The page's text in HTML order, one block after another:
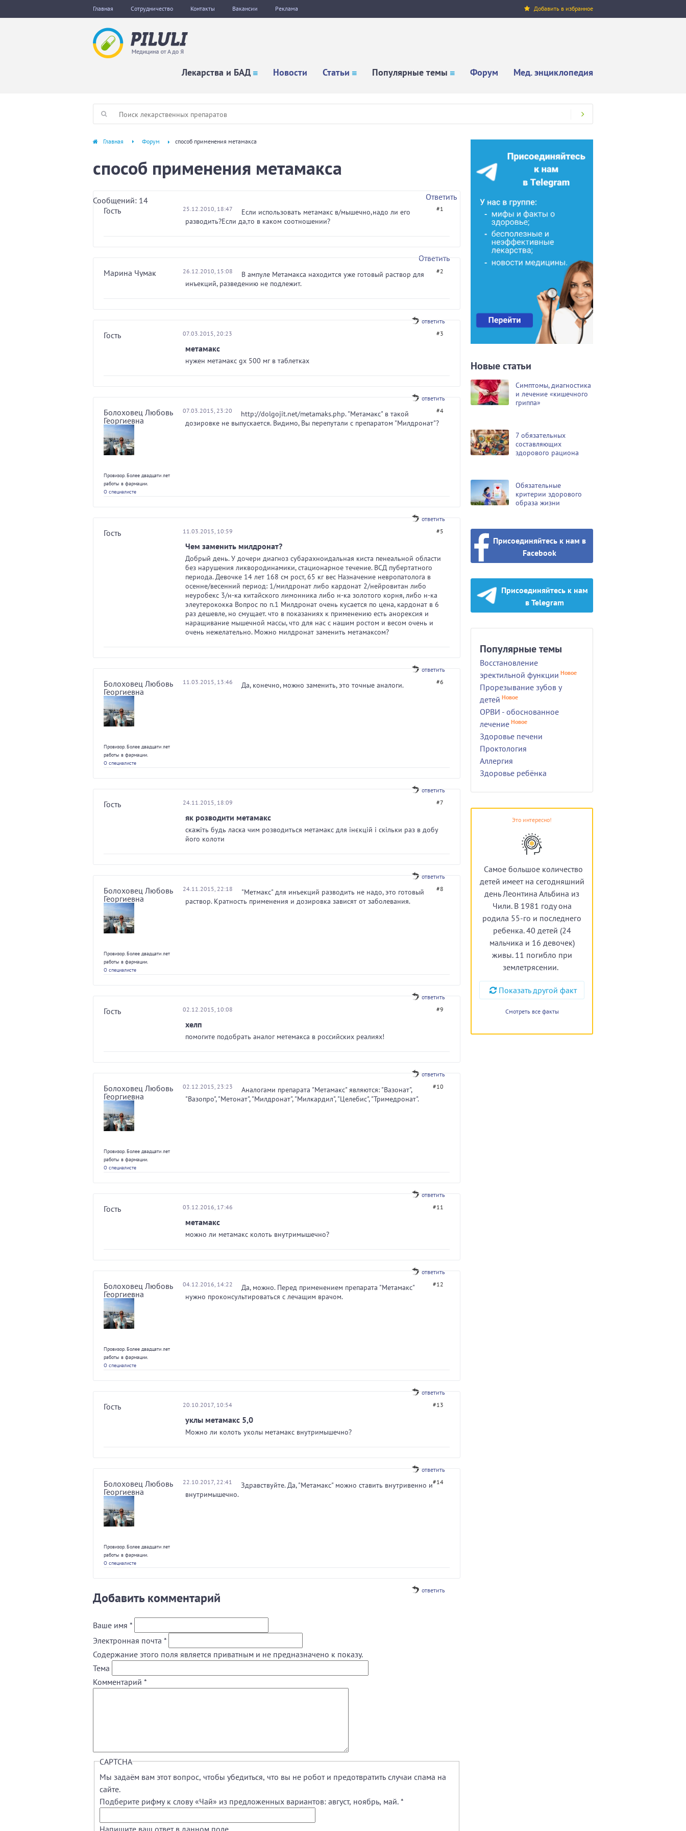
Главная Сотрудничество Контакты Вакансии Реклама Добавить в избранное
Лекарства и БАД Новости Статьи Популярные темы Форум Мед. энциклопедия
Главная Форум способ применения метамакса
способ применения метамакса
Сообщений: 14
Ответить
Гость
25.12.2010, 18:47 #1
Если использовать метамакс в/мышечно,надо ли его
разводить?Если да,то в каком соотношении?
Ответить
Марина Чумак
26.12.2010, 15:08 #2
В ампуле Метамакса находится уже готовый раствор для
инъекций, разведению не подлежит.
ответить
Гость 07.03.2015, 20:23 #3
метамакс
нужен метамакс gx 500 мг в таблетках
ответить
Болоховец Любовь
Георгиевна
Провизор. Более двадцати лет
работы в фармации.
О специалисте
07.03.2015, 23:20 #4
http://dolgojit.net/metamaks.php. "Метамакс" в такой
дозировке не выпускается. Видимо, Вы перепутали с препаратом "Милдронат"?
ответить
Гость 11.03.2015, 10:59 #5
Чем заменить милдронат?
Добрый день. У дочери диагноз субарахноидальная киста пенеальной области
без нарушения ликвородинамики, стационарное течение. ВСД пубертатного
периода. Девочке 14 лет 168 см рост, 65 кг вес Назначение невропатолога в
осенне/весенний период: 1/милдронат либо кардонат 2/нейровитан либо
неуробекс 3/н-ка китайского лимонника либо н-ка золотого корня, либо н-ка
элеутерококка Вопрос по п.1 Милдронат очень кусается по цена, кардонат в 6
раз дешевле, но смущает. что в показаниях к применению есть анорексия и
наращивание мышечной массы, что для нас с нашим ростом и весом очень и
очень нежелательно. Можно милдронат заменить метамаксом?
ответить
Болоховец Любовь
Георгиевна
Провизор. Более двадцати лет
работы в фармации.
О специалисте
11.03.2015, 13:46 #6
Да, конечно, можно заменить, это точные аналоги.
ответить
Гость 24.11.2015, 18:09 #7
як розводити метамакс
скажіть будь ласка чим розводиться метамакс для інєкцій і скільки раз в добу
його колоти
ответить
Болоховец Любовь
Георгиевна
Провизор. Более двадцати лет
работы в фармации.
О специалисте
24.11.2015, 22:18 #8
"Метмакс" для инъекций разводить не надо, это готовый
раствор. Кратность применения и дозировка зависят от заболевания.
ответить
Гость 02.12.2015, 10:08 #9
хелп
помогите подобрать аналог метемакса в российских реалиях!
ответить
Болоховец Любовь
Георгиевна
Провизор. Более двадцати лет
работы в фармации.
О специалисте
02.12.2015, 23:23 #10
Аналогами препарата "Метамакс" являются: "Вазонат",
"Вазопро", "Метонат", "Милдронат", "Милкардил", "Целебис", "Тримедронат".
ответить
Гость 03.12.2016, 17:46 #11
метамакс
можно ли метамакс колоть внутримышечно?
ответить
Болоховец Любовь
Георгиевна
Провизор. Более двадцати лет
работы в фармации.
О специалисте
04.12.2016, 14:22 #12
Да, можно. Перед применением препарата "Метамакс"
нужно проконсультироваться с лечащим врачом.
ответить
Гость 20.10.2017, 10:54 #13
уклы метамакс 5,0
Можно ли колоть уколы метамакс внутримышечно?
ответить
Болоховец Любовь
Георгиевна
Провизор. Более двадцати лет
работы в фармации.
О специалисте
22.10.2017, 22:41 #14
Здравствуйте. Да, "Метамакс" можно ставить внутривенно и
внутримышечно.
ответить
Добавить комментарий
Ваше имя *
Электронная почта *
Содержание этого поля является приватным и не предназначено к показу.
Тема
Комментарий *
CAPTCHA
Мы задаём вам этот вопрос, чтобы убедиться, что вы не робот и предотвратить случаи спама на
сайте.
Подберите рифму к слову «Чай» из предложенных вариантов: август, ноябрь, май. *
Напишите ваш ответ в данном поле.
Новые статьи
Симптомы, диагностика
и лечение «кишечного
гриппа»
7 обязательных
составляющих
здорового рациона
Обязательные
критерии здорового
образа жизни
Присоединяйтесь к нам в
Facebook
Присоединяйтесь к нам
в Telegram
Популярные темы
Восстановление
эректильной функции Новое
Прорезывание зубов у
детей Новое
ОРВИ - обоснованное
лечение Новое
Здоровье печени
Проктология
Аллергия
Здоровье ребёнка
Это интересно!
Самое большое количество
детей имеет на сегодняшний
день Леонтина Альбина из
Чили. В 1981 году она
родила 55-го и последнего
ребенка. 40 детей (24
мальчика и 16 девочек)
живы. 11 погибло при
землетрясении.
Показать другой факт
Смотреть все факты